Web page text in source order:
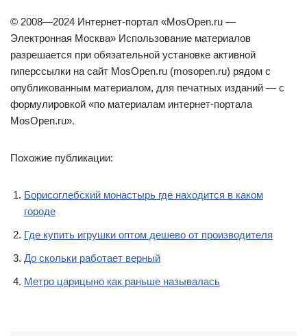
© 2008—2024 Интернет-портал «MosOpen.ru —
Электронная Москва» Использование материалов
разрешается при обязательной установке активной
гиперссылки на сайт MosOpen.ru (mosopen.ru) рядом с
опубликованным материалом, для печатных изданий — с
формулировкой «по материалам интернет-портала
MosOpen.ru».
Похожие публикации:
Борисоглебский монастырь где находится в каком
городе
Где купить игрушки оптом дешево от производителя
До скольки работает верный
Метро царицыно как раньше называлась